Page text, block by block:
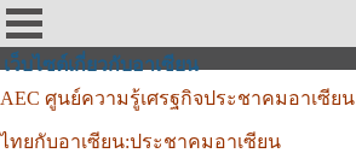
เว็บไซต์เกี่ยวกับอาเซียน
AEC ศูนย์ความรู้เศรฐกิจประชาคมอาเซียน
ไทยกับอาเซียน:ประชาคมอาเซียน